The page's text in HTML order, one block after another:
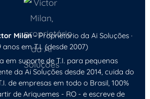
Milan- Proprietário da Ai Soluções ·
anos em T.I. (desde 2007)
em suporte de T.I. para pequenas
da Ai Soluções desde 2014, cuida do
de empresas em todo o Brasil, 100%
de Ariquemes - RO - e escreve de